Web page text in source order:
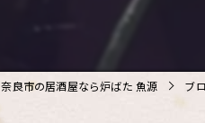
奈良市の居酒屋なら炉ばた 魚源 ブ